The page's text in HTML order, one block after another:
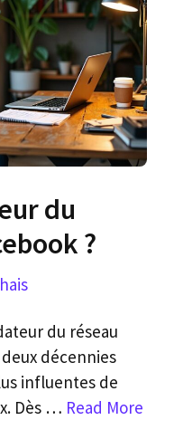
du
?
du réseau
décennies
influentes de
Dès … Read More